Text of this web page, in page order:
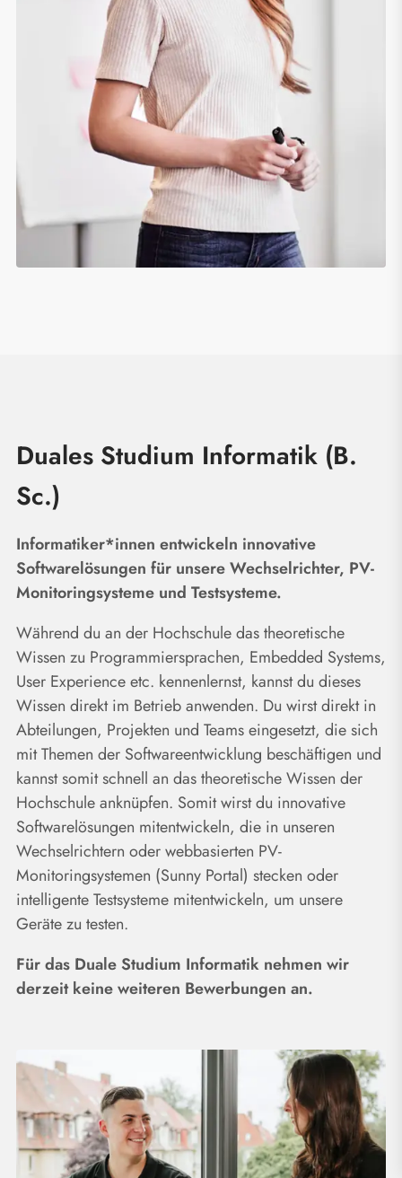
Duales Studium Informatik (B.
Sc.)
Informatiker*innen entwickeln innovative
Softwarelösungen für unsere Wechselrichter, PV-
Monitoringsysteme und Testsysteme.
Während du an der Hochschule das theoretische
Wissen zu Programmiersprachen, Embedded Systems,
User Experience etc. kennenlernst, kannst du dieses
Wissen direkt im Betrieb anwenden. Du wirst direkt in
Abteilungen, Projekten und Teams eingesetzt, die sich
mit Themen der Softwareentwicklung beschäftigen und
kannst somit schnell an das theoretische Wissen der
Hochschule anknüpfen. Somit wirst du innovative
Softwarelösungen mitentwickeln, die in unseren
Wechselrichtern oder webbasierten PV-
Monitoringsystemen (Sunny Portal) stecken oder
intelligente Testsysteme mitentwickeln, um unsere
Geräte zu testen.
Für das Duale Studium Informatik nehmen wir
derzeit keine weiteren Bewerbungen an.